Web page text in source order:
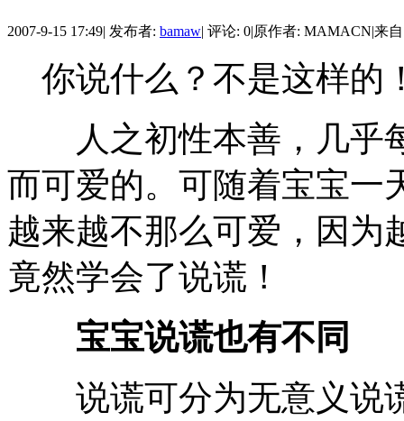
2007-9-15 17:49| 发布者: bamaw| 评论: 0|原作者: MAMACN|来
你说什么？不是这样的
人之初性本善，几乎
而可爱的。可随着宝宝一
越来越不那么可爱，因为
竟然学会了说谎！
宝宝说谎也有不同
说谎可分为无意义说